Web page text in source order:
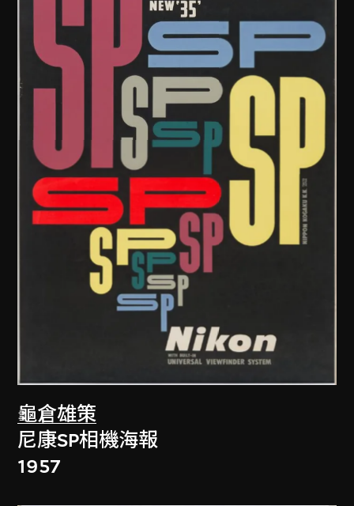
龜倉雄策
尼康SP相機海報
1957